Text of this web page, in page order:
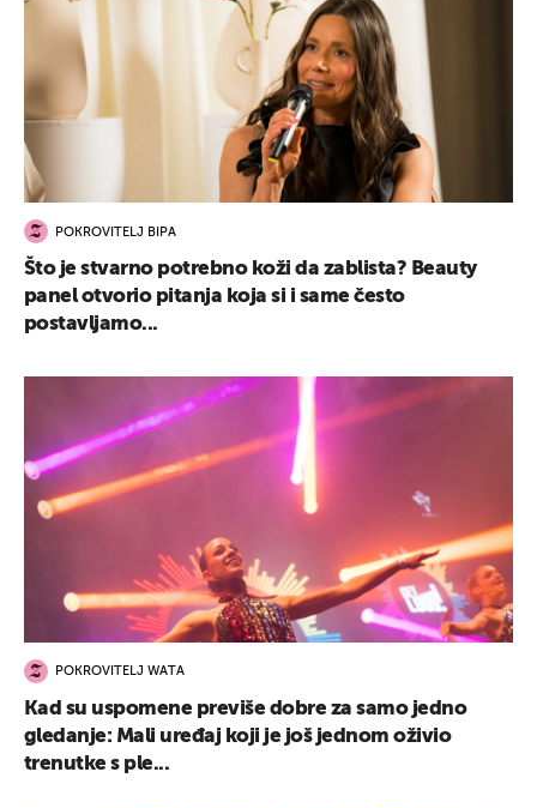
POKROVITELJ BIPA
Što je stvarno potrebno koži da zablista? Beauty
panel otvorio pitanja koja si i same često
postavljamo...
POKROVITELJ WATA
Kad su uspomene previše dobre za samo jedno
gledanje: Mali uređaj koji je još jednom oživio
trenutke s ple...